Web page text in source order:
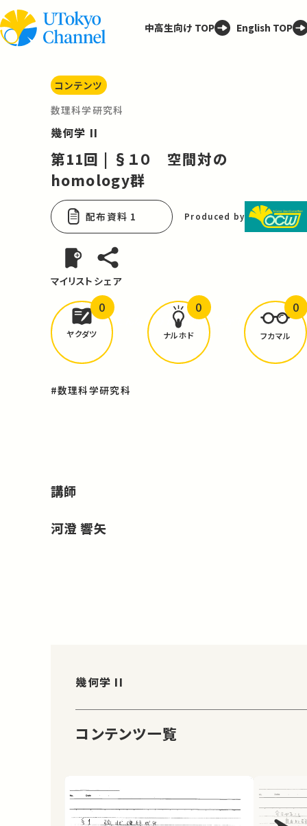
中高生向け TOP English TOP
コンテンツ
数理科学研究科
幾何学 II
第11回 | §１０ 空間対の
homology群
配布資料 1 Produced by
マイリスト シェア
どんな学びがありましたか？
ヤクダツ
0
ナルホド
0
フカマル
0
#数理科学研究科
講師
河澄 響矢
幾何学 II
コンテンツ一覧